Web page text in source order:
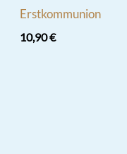
Erstkommunion
10,90€